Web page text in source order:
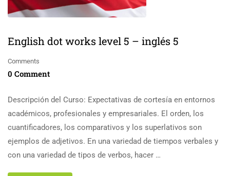
English dot works level 5 – inglés 5
Comments
0 Comment
Descripción del Curso: Expectativas de cortesía en entornos
académicos, profesionales y empresariales. El orden, los
cuantificadores, los comparativos y los superlativos son
ejemplos de adjetivos. En una variedad de tiempos verbales y
con una variedad de tipos de verbos, hacer …